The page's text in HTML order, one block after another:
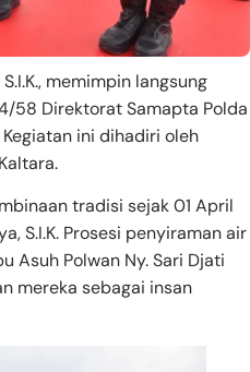
memimpin langsung
58 Direktorat Samapta Polda
ini dihadiri oleh
tradisi sejak 01 April
S.I.K. Prosesi penyiraman air
Asuh Polwan Ny. Sari Djati
mereka sebagai insan